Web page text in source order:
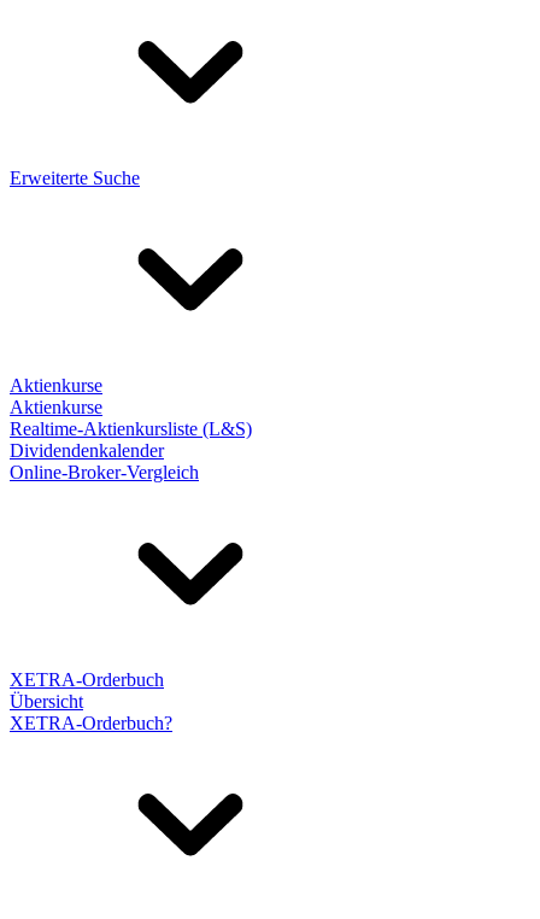
Erweiterte Suche
Aktienkurse
Aktienkurse
Realtime-Aktienkursliste (L&S)
Dividendenkalender
Online-Broker-Vergleich
XETRA-Orderbuch
Übersicht
XETRA-Orderbuch?